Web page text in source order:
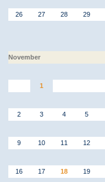
26 27 28 29
November
1
2 3 4 5
9 10 11 12
16 17 18 19